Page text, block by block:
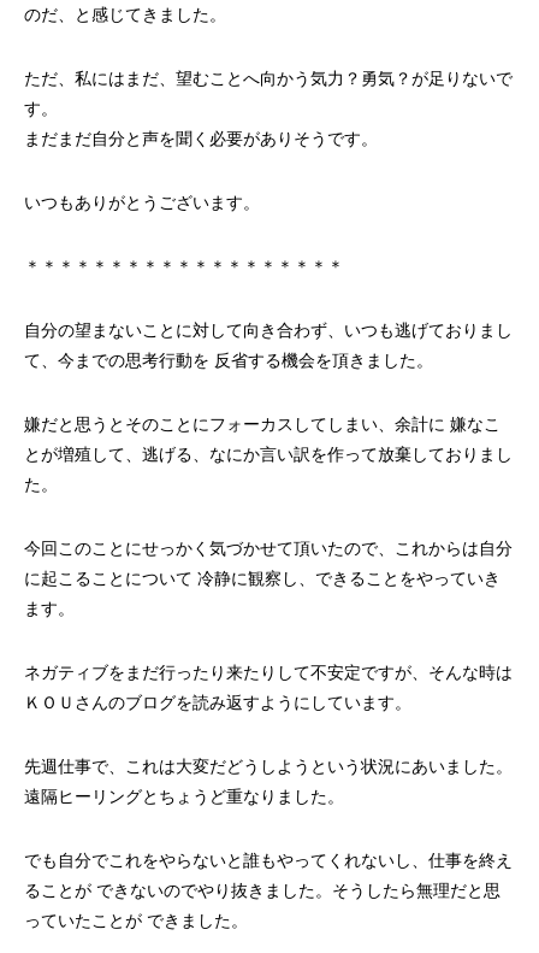
のだ、と感じてきました。
ただ、私にはまだ、望むことへ向かう気力？勇気？が足りないで
す。
まだまだ自分と声を聞く必要がありそうです。
いつもありがとうございます。
＊＊＊＊＊＊＊＊＊＊＊＊＊＊＊＊＊＊＊
自分の望まないことに対して向き合わず、いつも逃げておりまし
て、今までの思考行動を 反省する機会を頂きました。
嫌だと思うとそのことにフォーカスしてしまい、余計に 嫌なこ
とが増殖して、逃げる、なにか言い訳を作って放棄しておりまし
た。
今回このことにせっかく気づかせて頂いたので、これからは自分
に起こることについて 冷静に観察し、できることをやっていき
ます。
ネガティブをまだ行ったり来たりして不安定ですが、そんな時は
ＫＯＵさんのブログを読み返すようにしています。
先週仕事で、これは大変だどうしようという状況にあいました。
遠隔ヒーリングとちょうど重なりました。
でも自分でこれをやらないと誰もやってくれないし、仕事を終え
ることが できないのでやり抜きました。そうしたら無理だと思
っていたことが できました。